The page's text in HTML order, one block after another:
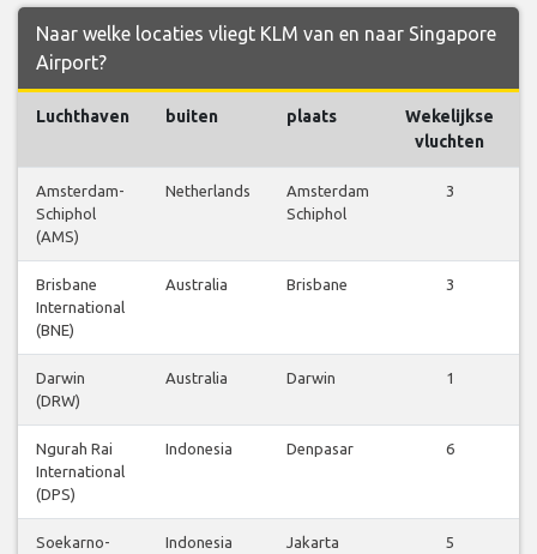
Naar welke locaties vliegt KLM van en naar Singapore
Airport?
Luchthaven buiten plaats
Wekelijkse
vluchten
Amsterdam-
Schiphol
(AMS)
Netherlands
Amsterdam
Schiphol
3
Brisbane
International
(BNE)
Australia Brisbane 3
Darwin
(DRW)
Australia Darwin 1
Ngurah Rai
International
(DPS)
Indonesia Denpasar 6
Soekarno-
Indonesia
Jakarta
5